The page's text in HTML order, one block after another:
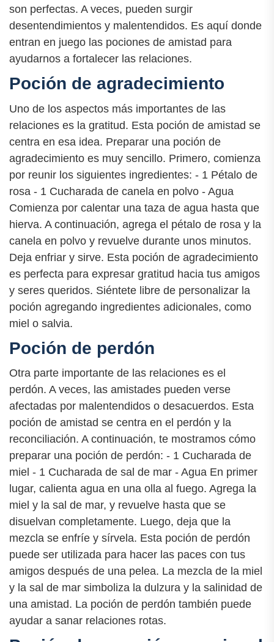
son perfectas. A veces, pueden surgir
desentendimientos y malentendidos. Es aquí donde
entran en juego las pociones de amistad para
ayudarnos a fortalecer las relaciones.
Poción de agradecimiento
Uno de los aspectos más importantes de las
relaciones es la gratitud. Esta poción de amistad se
centra en esa idea. Preparar una poción de
agradecimiento es muy sencillo. Primero, comienza
por reunir los siguientes ingredientes: - 1 Pétalo de
rosa - 1 Cucharada de canela en polvo - Agua
Comienza por calentar una taza de agua hasta que
hierva. A continuación, agrega el pétalo de rosa y la
canela en polvo y revuelve durante unos minutos.
Deja enfriar y sirve. Esta poción de agradecimiento
es perfecta para expresar gratitud hacia tus amigos
y seres queridos. Siéntete libre de personalizar la
poción agregando ingredientes adicionales, como
miel o salvia.
Poción de perdón
Otra parte importante de las relaciones es el
perdón. A veces, las amistades pueden verse
afectadas por malentendidos o desacuerdos. Esta
poción de amistad se centra en el perdón y la
reconciliación. A continuación, te mostramos cómo
preparar una poción de perdón: - 1 Cucharada de
miel - 1 Cucharada de sal de mar - Agua En primer
lugar, calienta agua en una olla al fuego. Agrega la
miel y la sal de mar, y revuelve hasta que se
disuelvan completamente. Luego, deja que la
mezcla se enfríe y sírvela. Esta poción de perdón
puede ser utilizada para hacer las paces con tus
amigos después de una pelea. La mezcla de la miel
y la sal de mar simboliza la dulzura y la salinidad de
una amistad. La poción de perdón también puede
ayudar a sanar relaciones rotas.